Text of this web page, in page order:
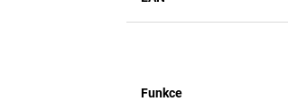
Funkce